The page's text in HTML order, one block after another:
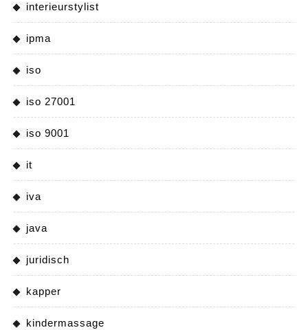
interieurstylist
ipma
iso
iso 27001
iso 9001
it
iva
java
juridisch
kapper
kindermassage